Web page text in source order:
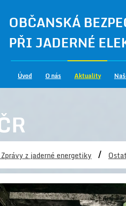
OBČANSKÁ
PŘI JADERNÉ
Úvod O nás Aktuality
z jaderné energetiky /